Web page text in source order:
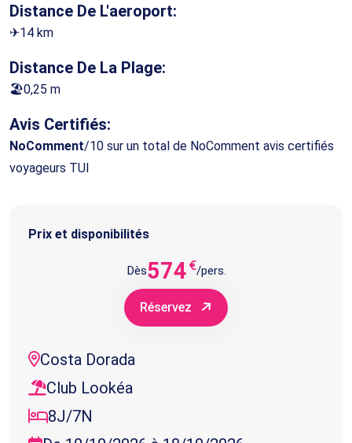
Distance De L'aeroport:
✈14 km
Distance De La Plage:
🏖0,25 m
Avis Certifiés:
NoComment/10 sur un total de NoComment avis certifiés
voyageurs TUI
Prix et disponibilités
Dès574 €/pers.
Réservez
Costa Dorada
Club Lookéa
8J/7N